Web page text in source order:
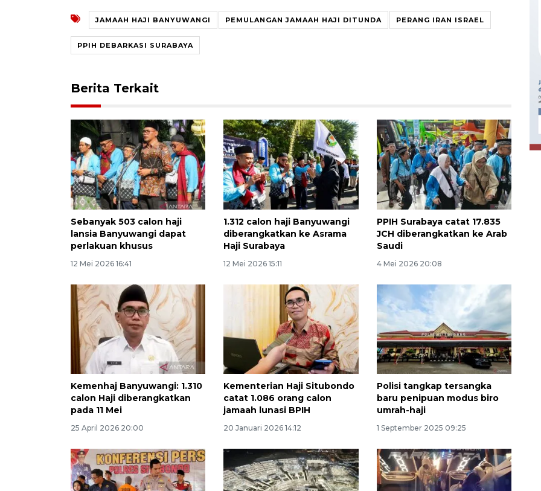
JAMAAH HAJI BANYUWANGI PEMULANGAN JAMAAH HAJI DITUNDA PERANG IRAN ISRAEL
PPIH DEBARKASI SURABAYA
Berita Terkait
Sebanyak 503 calon haji
lansia Banyuwangi dapat
perlakuan khusus
12 Mei 2026 16:41
1.312 calon haji Banyuwangi
diberangkatkan ke Asrama
Haji Surabaya
12 Mei 2026 15:11
PPIH Surabaya catat 17.835
JCH diberangkatkan ke Arab
Saudi
4 Mei 2026 20:08
Kemenhaj Banyuwangi: 1.310
calon Haji diberangkatkan
pada 11 Mei
25 April 2026 20:00
Kementerian Haji Situbondo
catat 1.086 orang calon
jamaah lunasi BPIH
20 Januari 2026 14:12
Polisi tangkap tersangka
baru penipuan modus biro
umrah-haji
1 September 2025 09:25
tumbuh 5,29 persen
2026-08-06 18:45:00